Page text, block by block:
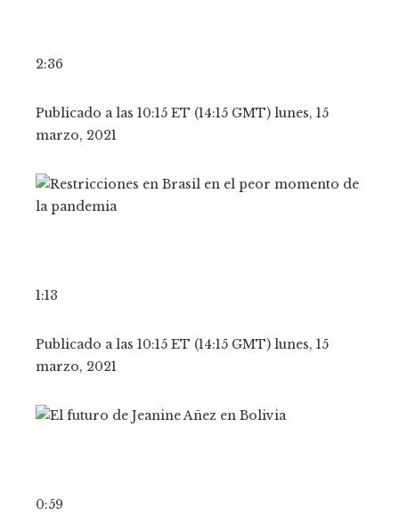
2:36
Publicado a las 10:15 ET (14:15 GMT) lunes, 15
marzo, 2021
1:13
Publicado a las 10:15 ET (14:15 GMT) lunes, 15
marzo, 2021
0:59